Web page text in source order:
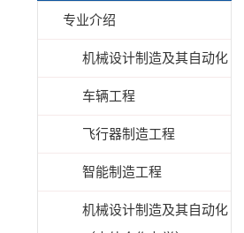
专业介绍
机械设计制造及其自动化
车辆工程
飞行器制造工程
智能制造工程
机械设计制造及其自动化